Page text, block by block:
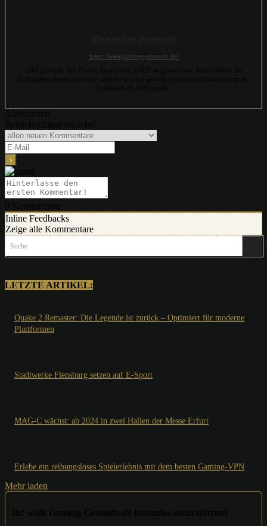
https://www.gaming-grounds.de/
Inline Feedbacks
Zeige alle Kommentare
Suche
LETZTE ARTIKEL:
Quake 2 Remaster: Die Legende ist zurück – Optimiert für moderne
Plattformen
Stadtwerke Flensburg setzen auf E-Sport
MAG-C wächst: ab 2024 in zwei Hallen der Messe Erfurt
Erlebe ein reibungsloses Spielerlebnis mit dem besten Gaming-VPN
Mehr laden